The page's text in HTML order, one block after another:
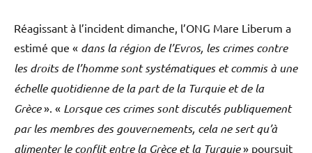
Réagissant à l’incident dimanche, l’ONG Mare Liberum a
estimé que « dans la région de l’Evros, les crimes contre
les droits de l’homme sont systématiques et commis à une
échelle quotidienne de la part de la Turquie et de la
Grèce». « Lorsque ces crimes sont discutés publiquement
par les membres des gouvernements, cela ne sert qu’à
alimenter le conflit entre la Grèce et la Turquie» poursuit